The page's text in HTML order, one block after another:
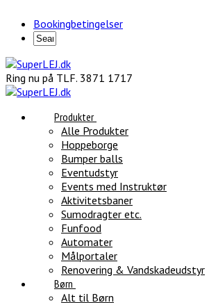
Bookingbetingelser
Ring nu på TLF. 3871 1717
Produkter
Alle Produkter
Hoppeborge
Bumper balls
Eventudstyr
Events med Instruktør
Aktivitetsbaner
Sumodragter etc.
Funfood
Automater
Målportaler
Renovering & Vandskadeudstyr
Børn
Alt til Børn